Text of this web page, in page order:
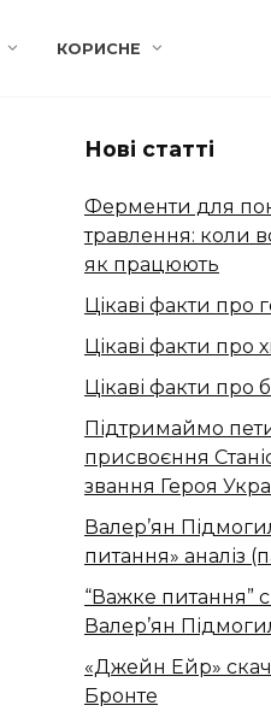
КОРИСНЕ
Нові статті
Ферменти для
травлення: коли
як працюють
Цікаві факти про
Цікаві факти про
Цікаві факти про
Підтримаймо
присвоєння
звання Героя
Валер’ян
питання» аналіз
“Важке питання”
Валер’ян
«Джейн Ейр»
Бронте